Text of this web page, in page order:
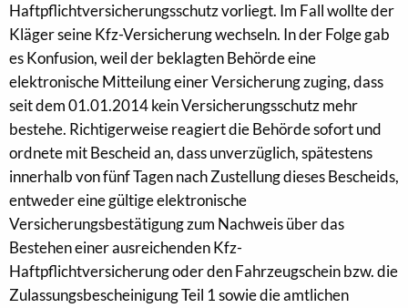
Haftpflichtversicherungsschutz vorliegt. Im Fall wollte der
Kläger seine Kfz-Versicherung wechseln. In der Folge gab
es Konfusion, weil der beklagten Behörde eine
elektronische Mitteilung einer Versicherung zuging, dass
seit dem 01.01.2014 kein Versicherungsschutz mehr
bestehe. Richtigerweise reagiert die Behörde sofort und
ordnete mit Bescheid an, dass unverzüglich, spätestens
innerhalb von fünf Tagen nach Zustellung dieses Bescheids,
entweder eine gültige elektronische
Versicherungsbestätigung zum Nachweis über das
Bestehen einer ausreichenden Kfz-
Haftpflichtversicherung oder den Fahrzeugschein bzw. die
Zulassungsbescheinigung Teil 1 sowie die amtlichen